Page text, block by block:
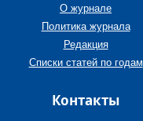
О журнале
Политика журнала
Редакция
Списки статей по годам
Контакты